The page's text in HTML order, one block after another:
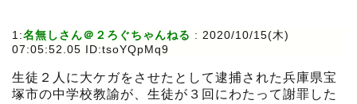
1:名無しさん＠２ろぐちゃんねる : 2020/10/15(木)
07:05:52.05 ID:tsoYQpMq9
生徒２人に大ケガをさせたとして逮捕された兵庫県宝
塚市の中学校教諭が、生徒が３回にわたって謝罪した